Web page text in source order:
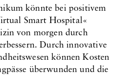
könnte bei positivem
Smart Hospital«
von morgen durch
Durch innovative
können Kosten
überwunden und die